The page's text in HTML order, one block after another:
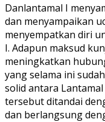
Danlantamal I
dan menyampaikan
menyempatkan diri
I. Adapun maksud
meningkatkan
yang selama ini
solid antara
tersebut ditandai
dan berlangsung